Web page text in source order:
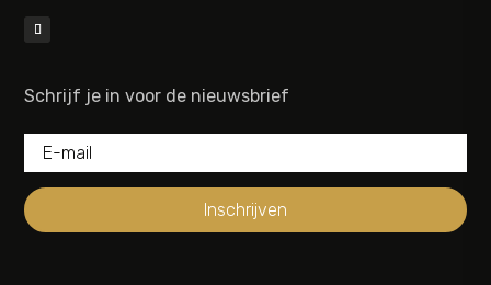
Schrijf je in voor de nieuwsbrief
Inschrijven